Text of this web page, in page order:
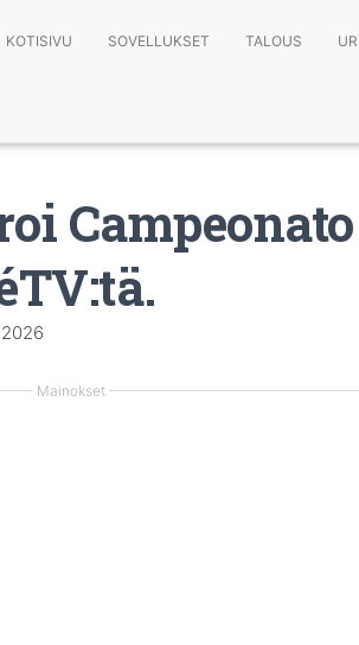
KOTISIVU SOVELLUKSET TALOUS
Campeonato
Mainokset